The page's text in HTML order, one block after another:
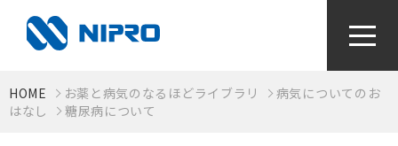
かかりつけ薬局をつくろう！
HOME お薬と病気のなるほどライブラリ
病気についてのお
はなし
糖尿病について